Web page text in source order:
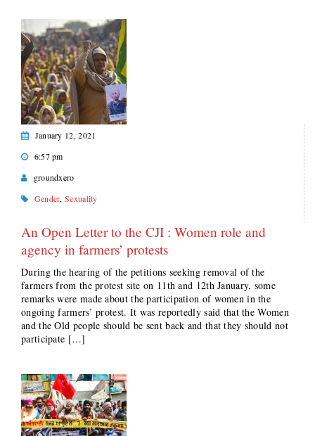
January 12, 2021
6:57 pm
groundxero
Gender,Sexuality
An Open Letter to the CJI : Women role and
agency in farmers’ protests
During the hearing of the petitions seeking removal of the
farmers from the protest site on 11th and 12th January, some
remarks were made about the participation of women in the
ongoing farmers’ protest. It was reportedly said that the Women
and the Old people should be sent back and that they should not
participate […]